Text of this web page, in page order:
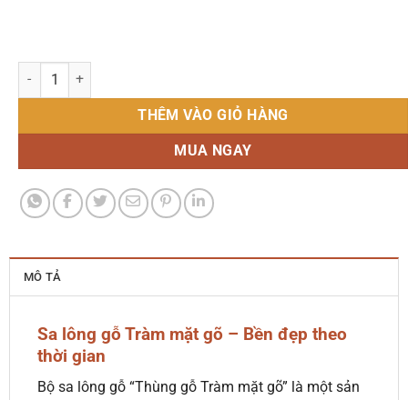
Bộ Sa Lông Gỗ - Thùng gỗ Tràm mặt Gõ số lượng
THÊM VÀO GIỎ HÀNG
MUA NGAY
MÔ TẢ
Sa lông gỗ Tràm mặt gõ – Bền đẹp theo
thời gian
Bộ sa lông gỗ “Thùng gỗ Tràm mặt gõ” là một sản